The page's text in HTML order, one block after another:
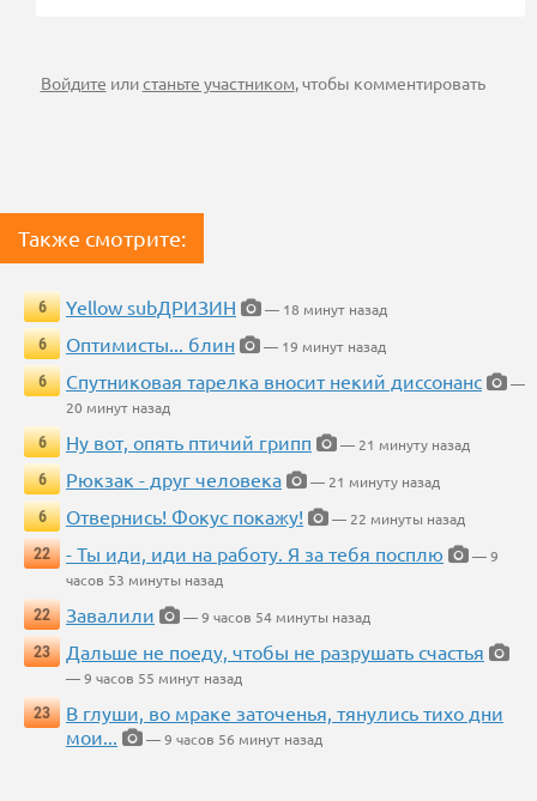
Войдите илистаньте участником, чтобы комментировать
Также смотрите:
6 Yellow subДРИЗИН
— 18 минут назад
6
Оптимисты... блин
— 19 минут назад
6
Спутниковая тарелка вносит некий диссонанс
—
20 минут назад
6
Ну вот, опять птичий грипп
— 21 минуту назад
6
Рюкзак - друг человека
— 21 минуту назад
6
Отвернись! Фокус покажу!
— 22 минуты назад
22
- Ты иди, иди на работу. Я за тебя посплю
— 9
часов 53 минуты назад
22
Завалили
— 9 часов 54 минуты назад
23
Дальше не поеду, чтобы не разрушать счастья
— 9 часов 55 минут назад
23
В глуши, во мраке заточенья, тянулись тихо дни
мои...
— 9 часов 56 минут назад